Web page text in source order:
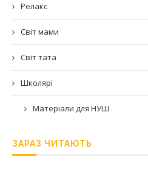
Релакс
Світ мами
Світ тата
Школярі
Матеріали для НУШ
ЗАРАЗ ЧИТАЮТЬ